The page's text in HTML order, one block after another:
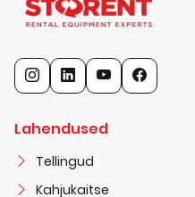
Lahendused
Tellingud
Kahjukaitse